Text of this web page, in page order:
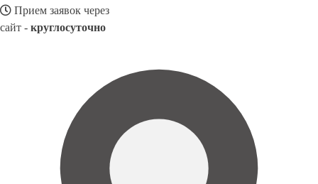
Прием заявок через
сайт - круглосуточно